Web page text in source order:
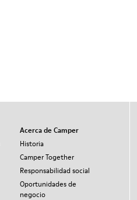
Acerca de Camper
Historia
Camper Together
Responsabilidad social
Oportunidades de
negocio